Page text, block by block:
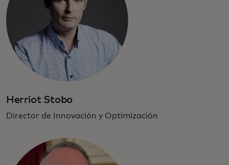
Herriot Stobo
Director de Innovación y Optimización